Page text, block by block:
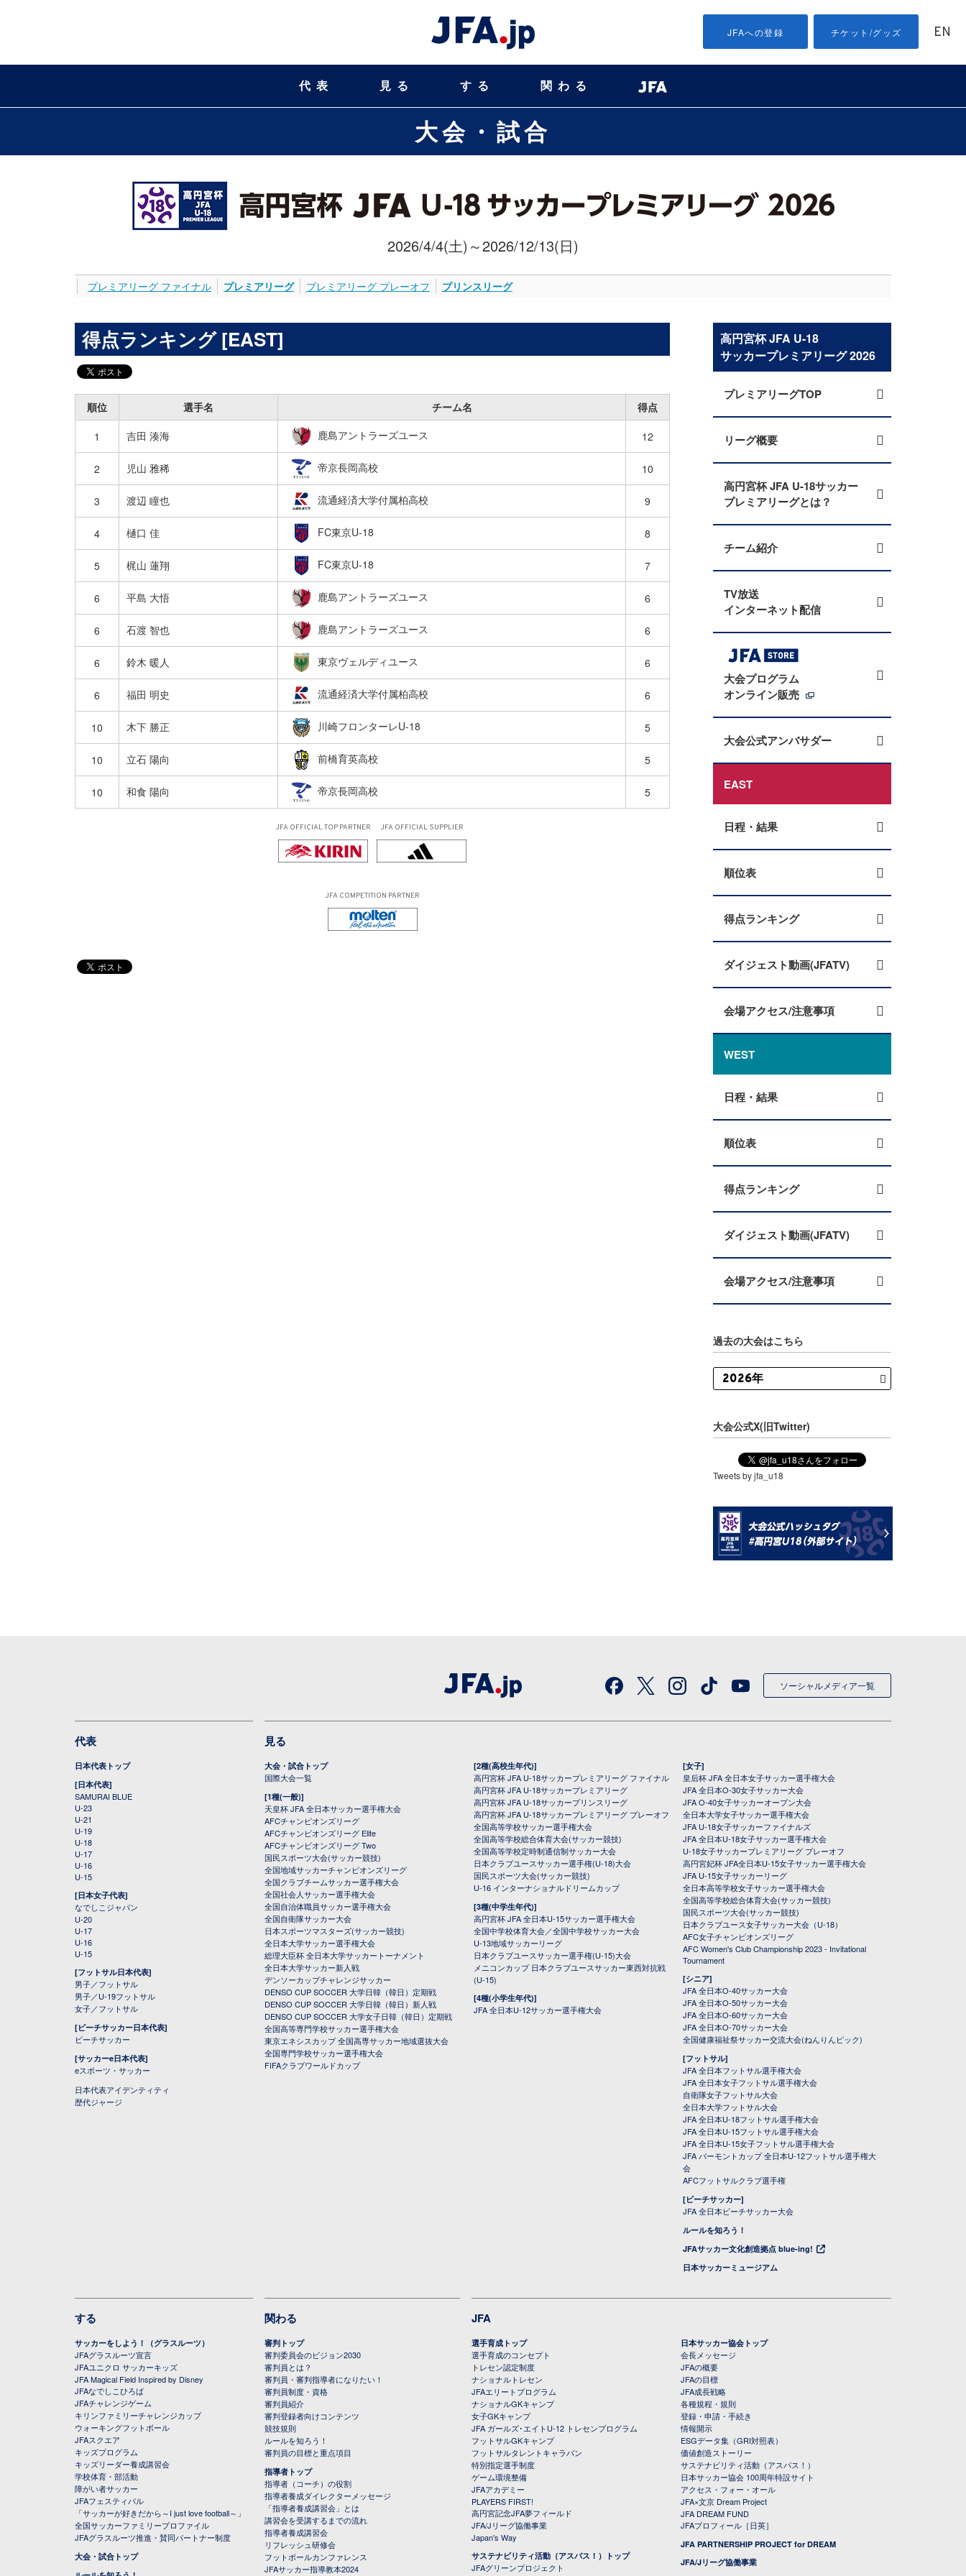
JFAへの登録 チケット/グッズ EN
代表 見る する 関わる
大会・試合
2026/4/4(土)～2026/12/13(日)
プレミアリーグ ファイナル プレミアリーグ プレミアリーグ プレーオフ プリンスリーグ
得点ランキング [EAST]
順位 選手名 チーム名 得点
1 吉田 湊海 鹿島アントラーズユース 12
2 児山 雅稀 帝京長岡高校 10
3 渡辺 瞳也 流通経済大学付属柏高校 9
4 樋口 佳 FC東京U-18 8
5 梶山 蓮翔 FC東京U-18 7
6 平島 大悟 鹿島アントラーズユース 6
6 石渡 智也 鹿島アントラーズユース 6
6 鈴木 暖人 東京ヴェルディユース 6
6 福田 明史 流通経済大学付属柏高校 6
10 木下 勝正 川崎フロンターレU-18 5
10 立石 陽向 前橋育英高校 5
10 和食 陽向 帝京長岡高校 5
JFA OFFICIALTOP PARTNER JFA OFFICIAL SUPPLIER
JFA COMPETITION PARTNER
高円宮杯 JFA U-18
サッカープレミアリーグ 2026
プレミアリーグTOP
リーグ概要
高円宮杯 JFA U-18サッカー
プレミアリーグとは？
チーム紹介
TV放送
インターネット配信
大会プログラム
オンライン販売
大会公式アンバサダー
EAST
日程・結果
順位表
得点ランキング
ダイジェスト動画(JFATV)
会場アクセス/注意事項
WEST
日程・結果
順位表
得点ランキング
ダイジェスト動画(JFATV)
会場アクセス/注意事項
過去の大会はこちら
大会公式X(旧Twitter)
Tweets by jfa_u18
ソーシャルメディア一覧
代表
日本代表トップ
[日本代表]
SAMURAI BLUE
U-23
U-21
U-19
U-18
U-17
U-16
U-15
[日本女子代表]
なでしこジャパン
U-20
U-17
U-16
U-15
[フットサル日本代表]
男子／フットサル
男子／U-19フットサル
女子／フットサル
[ビーチサッカー日本代表]
ビーチサッカー
[サッカーe日本代表]
eスポーツ・サッカー
日本代表アイデンティティ
歴代ジャージ
見る
大会・試合トップ
国際大会一覧
[1種(一般)]
天皇杯 JFA 全日本サッカー選手権大会
AFCチャンピオンズリーグ
AFCチャンピオンズリーグ Elite
AFCチャンピオンズリーグ Two
国民スポーツ大会(サッカー競技)
全国地域サッカーチャンピオンズリーグ
全国クラブチームサッカー選手権大会
全国社会人サッカー選手権大会
全国自治体職員サッカー選手権大会
全国自衛隊サッカー大会
日本スポーツマスターズ(サッカー競技)
全日本大学サッカー選手権大会
総理大臣杯 全日本大学サッカートーナメント
全日本大学サッカー新人戦
デンソーカップチャレンジサッカー
DENSO CUP SOCCER 大学日韓（韓日）定期戦
DENSO CUP SOCCER 大学日韓（韓日）新人戦
DENSO CUP SOCCER 大学女子日韓（韓日）定期戦
全国高等専門学校サッカー選手権大会
東京エネシスカップ 全国高専サッカー地域選抜大会
全国専門学校サッカー選手権大会
FIFAクラブワールドカップ
[2種(高校生年代)]
高円宮杯 JFA U-18サッカープレミアリーグ ファイナル
高円宮杯 JFA U-18サッカープレミアリーグ
高円宮杯 JFA U-18サッカープリンスリーグ
高円宮杯 JFA U-18サッカープレミアリーグ プレーオフ
全国高等学校サッカー選手権大会
全国高等学校総合体育大会(サッカー競技)
全国高等学校定時制通信制サッカー大会
日本クラブユースサッカー選手権(U-18)大会
国民スポーツ大会(サッカー競技)
U-16 インターナショナルドリームカップ
[3種(中学生年代)]
高円宮杯 JFA 全日本U-15サッカー選手権大会
全国中学校体育大会／全国中学校サッカー大会
U-13地域サッカーリーグ
日本クラブユースサッカー選手権(U-15)大会
メニコンカップ 日本クラブユースサッカー東西対抗戦
(U-15)
[4種(小学生年代)]
JFA 全日本U-12サッカー選手権大会
[女子]
皇后杯 JFA 全日本女子サッカー選手権大会
JFA 全日本O-30女子サッカー大会
JFA O-40女子サッカーオープン大会
全日本大学女子サッカー選手権大会
JFA U-18女子サッカーファイナルズ
JFA 全日本U-18女子サッカー選手権大会
U-18女子サッカープレミアリーグ プレーオフ
高円宮妃杯 JFA全日本U-15女子サッカー選手権大会
JFA U-15女子サッカーリーグ
全日本高等学校女子サッカー選手権大会
全国高等学校総合体育大会(サッカー競技)
国民スポーツ大会(サッカー競技)
日本クラブユース女子サッカー大会（U-18）
AFC女子チャンピオンズリーグ
AFC Women's Club Championship 2023 - Invitational
Tournament
[シニア]
JFA 全日本O-40サッカー大会
JFA 全日本O-50サッカー大会
JFA 全日本O-60サッカー大会
JFA 全日本O-70サッカー大会
全国健康福祉祭サッカー交流大会(ねんりんピック)
[フットサル]
JFA 全日本フットサル選手権大会
JFA 全日本女子フットサル選手権大会
自衛隊女子フットサル大会
全日本大学フットサル大会
JFA 全日本U-18フットサル選手権大会
JFA 全日本U-15フットサル選手権大会
JFA 全日本U-15女子フットサル選手権大会
JFA バーモントカップ 全日本U-12フットサル選手権大
会
AFCフットサルクラブ選手権
[ビーチサッカー]
JFA 全日本ビーチサッカー大会
ルールを知ろう！
JFAサッカー文化創造拠点 blue-ing!
日本サッカーミュージアム
する
サッカーをしよう！（グラスルーツ）
JFAグラスルーツ宣言
JFAユニクロ サッカーキッズ
JFA Magical Field Inspired by Disney
JFAなでしこひろば
JFAチャレンジゲーム
キリンファミリーチャレンジカップ
ウォーキングフットボール
JFAスクエア
キッズプログラム
キッズリーダー養成講習会
学校体育・部活動
障がい者サッカー
JFAフェスティバル
「サッカーが好きだから～I just love football～」
全国サッカーファミリープロファイル
JFAグラスルーツ推進・賛同パートナー制度
大会・試合トップ
関わる
審判トップ
審判委員会のビジョン2030
審判員とは？
審判員・審判指導者になりたい！
審判員制度・資格
審判員紹介
審判登録者向けコンテンツ
競技規則
ルールを知ろう！
審判員の目標と重点項目
指導者トップ
指導者（コーチ）の役割
指導者養成ダイレクターメッセージ
「指導者養成講習会」とは
講習会を受講するまでの流れ
指導者養成講習会
リフレッシュ研修会
フットボールカンファレンス
JFAサッカー指導教本2024
JFA
選手育成トップ
選手育成のコンセプト
トレセン認定制度
ナショナルトレセン
JFAエリートプログラム
ナショナルGKキャンプ
女子GKキャンプ
JFA ガールズ･エイトU-12 トレセンプログラム
フットサルGKキャンプ
フットサルタレントキャラバン
特別指定選手制度
ゲーム環境整備
JFAアカデミー
PLAYERS FIRST!
高円宮記念JFA夢フィールド
JFA/Jリーグ協働事業
Japan's Way
サステナビリティ活動（アスパス！）トップ
JFAグリーンプロジェクト
日本サッカー協会トップ
会長メッセージ
JFAの概要
JFAの目標
JFA成長戦略
各種規程・規則
登録・申請・手続き
情報開示
ESGデータ集（GRI対照表）
価値創造ストーリー
サステナビリティ活動（アスパス！）
日本サッカー協会 100周年特設サイト
アクセス・フォー・オール
JFA×文京 Dream Project
JFA DREAM FUND
JFAプロフィール［日英］
JFA PARTNERSHIP PROJECT for DREAM
JFA/Jリーグ協働事業